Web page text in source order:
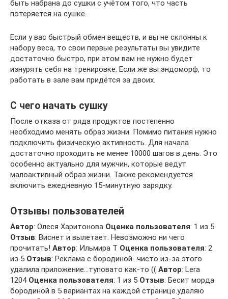
быть набрана до сушки с учётом того, что часть
потеряется на сушке.
Если у вас быстрый обмен веществ, и вы не склонны к
набору веса, то свои первые результаты вы увидите
достаточно быстро, при этом вам не нужно будет
изнурять себя на тренировке. Если же вы эндоморф, то
работать в зале вам придётся за двоих.
С чего начать сушку
После отказа от ряда продуктов постепенно
необходимо менять образ жизни. Помимо питания нужно
подключить физическую активность. Для начала
достаточно проходить не менее 10000 шагов в день. Это
особенно актуально для мужчин, которые ведут
малоактивный образ жизни. Также рекомендуется
включить ежедневную 15-минутную зарядку.
Отзывы пользователей
Автор: Олеся Харитонова Оценка пользователя: 1 из 5
Отзыв: Виснет и вылетает. Невозможно ни чего
прочитать! Автор: Ильмира Т Оценка пользователя: 2
из 5 Отзыв: Реклама с бородиной…чисто из-за этого
удалила приложение…туповато как-то (( Автор: Lera
1204 Оценка пользователя: 1 из 5 Отзыв: Бесит морда
бородиной в 5 вариантах на каждой странице.удаляю